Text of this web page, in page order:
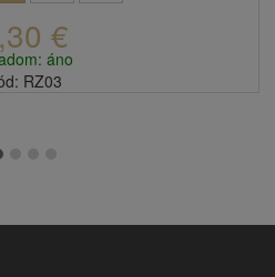
€
áno
RZ03